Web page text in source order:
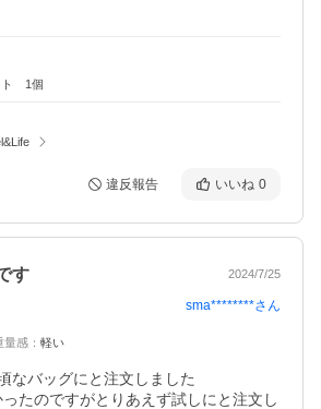
ト 1個
違反報告 いいね 0
す 2024/7/25
sma********さん
量感 ： 軽い
なバッグにと注文しました
たのですがとりあえず試しにと注文し